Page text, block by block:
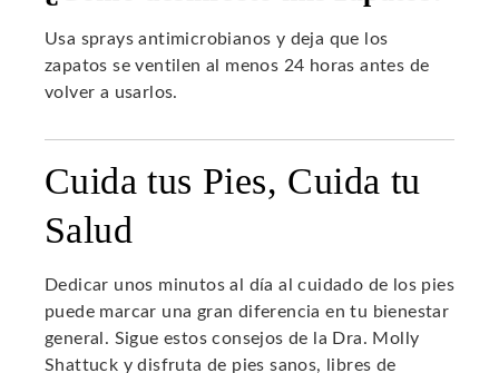
Usa sprays antimicrobianos y deja que los
zapatos se ventilen al menos 24 horas antes de
volver a usarlos.
Cuida tus Pies, Cuida tu
Salud
Dedicar unos minutos al día al cuidado de los pies
puede marcar una gran diferencia en tu bienestar
general. Sigue estos consejos de la Dra. Molly
Shattuck y disfruta de pies sanos, libres de